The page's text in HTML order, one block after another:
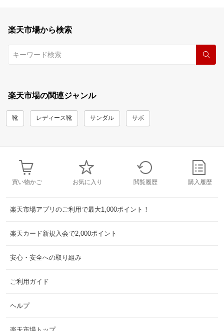
楽天市場から検索
楽天市場の関連ジャンル
靴 レディース靴 サンダル サボ
買い物かご お気に入り 閲覧履歴 購入履歴
楽天市場アプリのご利用で最大1,000ポイント！
楽天カード新規入会で2,000ポイント
安心・安全への取り組み
ご利用ガイド
ヘルプ
楽天市場トップ